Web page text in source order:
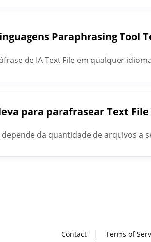
Paraphrasing Tool
de IA Text File em qualquer
para parafrasear Text File
depende da quantidade de arquivos
Contact Terms of